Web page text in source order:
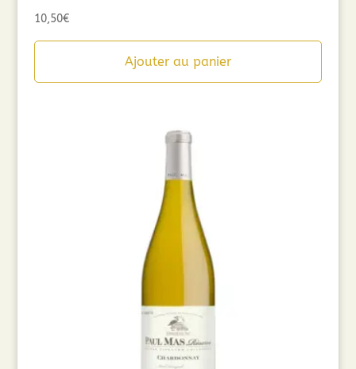
10,50€
Ajouter au panier